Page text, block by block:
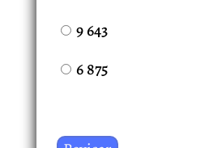
9 643
6 875